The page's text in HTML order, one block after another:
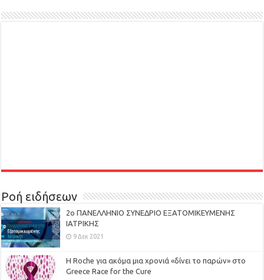
Ροή ειδήσεων
2ο ΠΑΝΕΛΛΗΝΙΟ ΣΥΝΕΔΡΙΟ ΕΞΑΤΟΜΙΚΕΥΜΕΝΗΣ
ΙΑΤΡΙΚΗΣ
9 Δεκ 2021
H Roche για ακόμα μια χρονιά «δίνει το παρών» στο
Greece Race for the Cure